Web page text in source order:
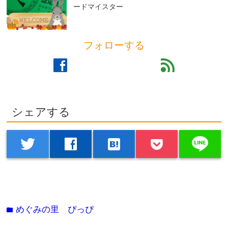
ードマイスター
フォローする
facebook feed
シェアする
twitter facebook hatenabookmark line
folderめぐみの里 ぴっぴ